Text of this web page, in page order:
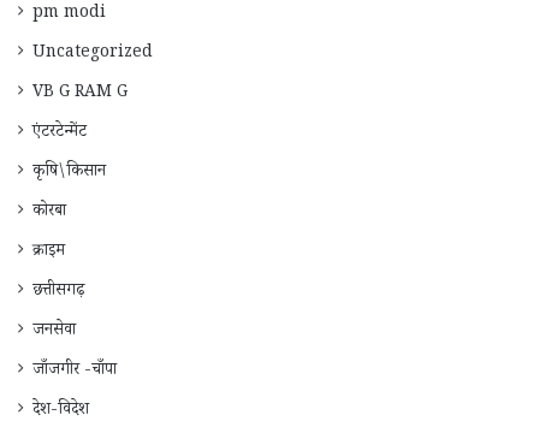
pm modi
Uncategorized
VB G RAM G
एंटरटेन्मेंट
कृषि\किसान
कोरबा
क्राइम
छत्तीसगढ़
जनसेवा
जाँजगीर -चाँपा
देश-विदेश